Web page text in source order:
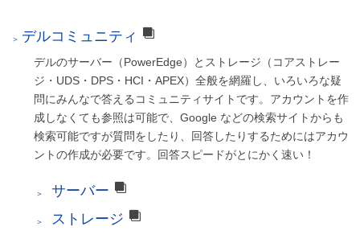
デルコミュニティ
デルのサーバー（PowerEdge）とストレージ（コアストレー
ジ・UDS・DPS・HCI・APEX）全般を網羅し、いろいろな疑
問にみんなで答えるコミュニティサイトです。アカウントを作
成しなくても参照は可能で、Google などの検索サイトからも
検索可能ですが質問をしたり、回答したりするためにはアカウ
ントの作成が必要です。回答スピードがとにかく速い！
サーバー
ストレージ